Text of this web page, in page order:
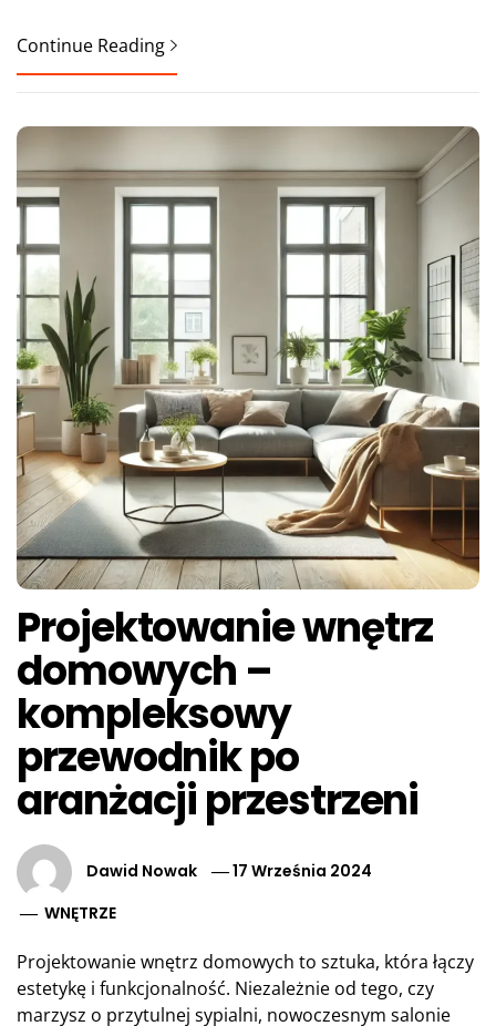
Continue Reading
Projektowanie wnętrz
domowych –
kompleksowy
przewodnik po
aranżacji przestrzeni
Dawid Nowak
17 Września 2024
WNĘTRZE
Projektowanie wnętrz domowych to sztuka, która łączy
estetykę i funkcjonalność. Niezależnie od tego, czy
marzysz o przytulnej sypialni, nowoczesnym salonie